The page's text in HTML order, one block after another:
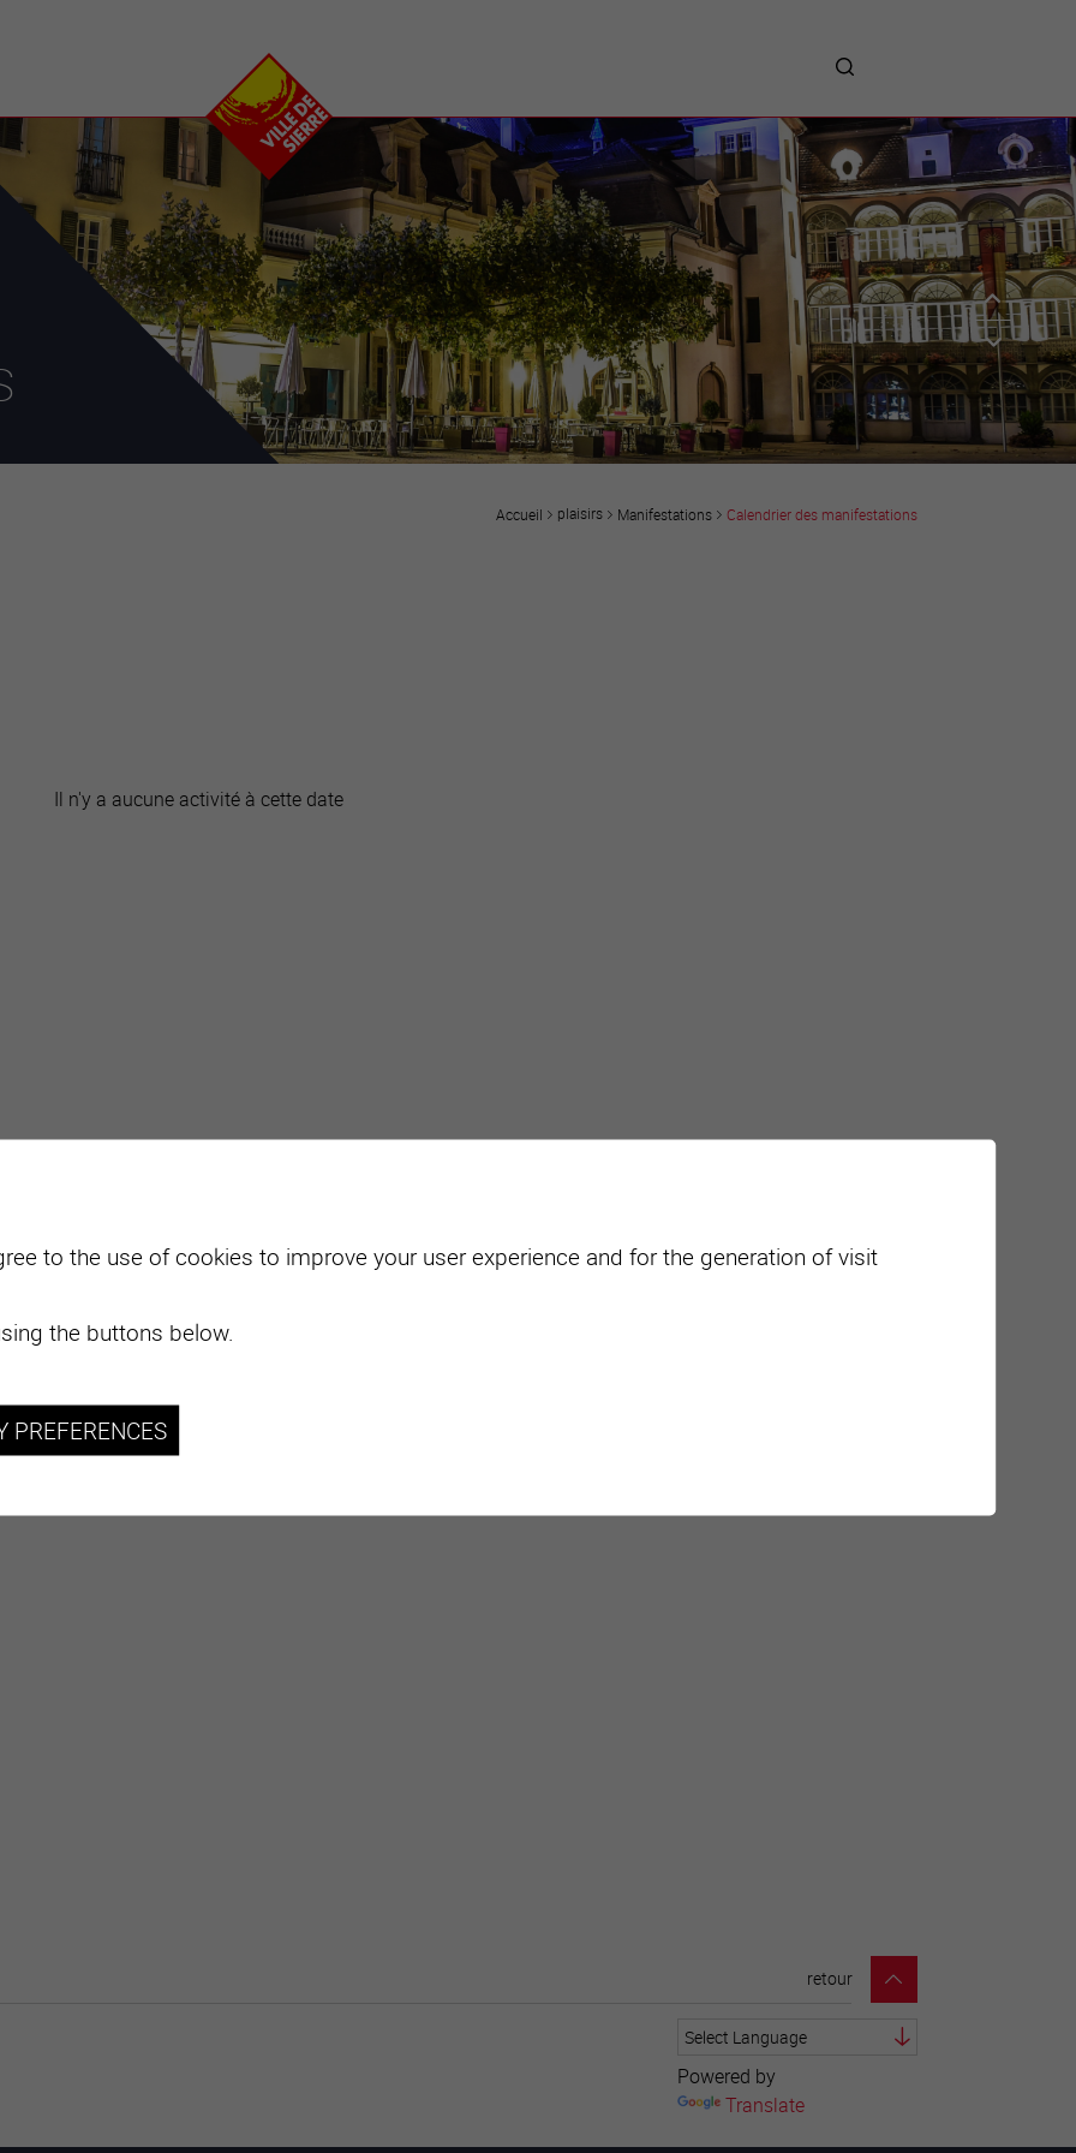
2028
Manifestations
Art et culture
Sport et loisirs
Vins, gastronomie et
séjours
Clubs et associations
Nature
Projets
Chantiers en ville
Plan directeur du
centre-ville
Prestations
Avantages
Unternehmen :
Willkommen!
Companies : Welcome!
Imprese : benvenute!
Accueil plaisirs Manifestations Calendrier des manifestations
Il n'y a aucune activité à cette date
Powered by
Translate
retour
to the use of cookies to improve your user experience and for the generation of visit
the buttons below.
PREFERENCES